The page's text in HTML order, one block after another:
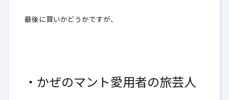
最後に買いかどうかですが、
・かぜのマント愛用者の旅芸人